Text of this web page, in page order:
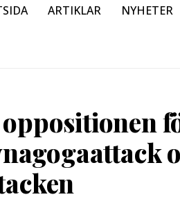
ARTIKLAR NYHETER